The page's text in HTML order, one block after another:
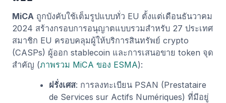
MiCA ถูกบังคับใช้เต็มรูปแบบทั่ว EU ตั้งแต่เดือนธันวาคม
2024 สร้างกรอบการอนุญาตแบบรวมสำหรับ 27 ประเทศ
สมาชิก EU ครอบคลุมผู้ให้บริการสินทรัพย์ crypto
(CASPs) ผู้ออก stablecoin และการเสนอขาย token จุด
สำคัญ (ภาพรวม MiCA ของ ESMA):
ฝรั่งเศส: การลงทะเบียน PSAN (Prestataire
de Services sur Actifs Numériques) ที่มีอยู่